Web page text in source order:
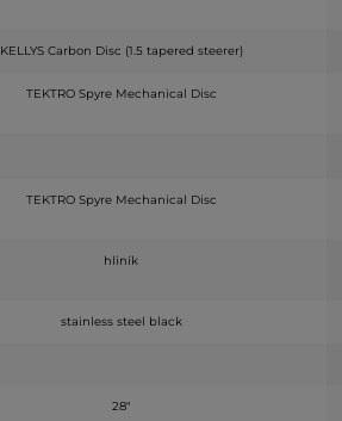
KELLYS Carbon Disc (1.5 tapered steerer)
TEKTRO Spyre Mechanical Disc
TEKTRO Spyre Mechanical Disc
hliník
stainless steel black
28"